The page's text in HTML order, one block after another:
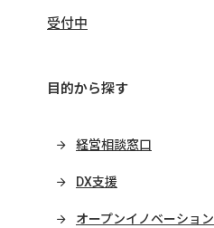
受付中
目的から探す
経営相談窓口
DX支援
オープンイノベーション